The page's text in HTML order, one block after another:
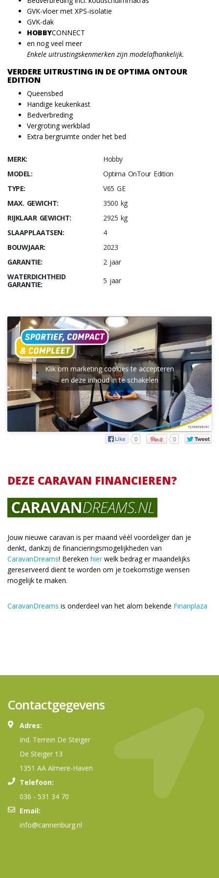
GVK-vloer met XPS-isolatie
GVK-dak
HOBBYCONNECT
en nog veel meer
Enkele uitrustingskenmerken zijn modelafhankelijk.
VERDERE UITRUSTING IN DE OPTIMA ONTOUR
EDITION
Queensbed
Handige keukenkast
Bedverbreding
Vergroting werkblad
Extra bergruimte onder het bed
MERK:
Hobby
MODEL:
Optima OnTour Edition
TYPE:
V65 GE
MAX. GEWICHT:
3500 kg
RIJKLAAR GEWICHT:
2925 kg
SLAAPPLAATSEN:
4
BOUWJAAR:
2023
GARANTIE:
2 jaar
WATERDICHTHEID
GARANTIE:
5 jaar
Klik om marketing cookies te accepteren
en deze inhoud in te schakelen
0 0
DEZE CARAVAN FINANCIEREN?
Jouw nieuwe caravan is per maand véél voordeliger dan je
denkt, dankzij de financieringsmogelijkheden van
CaravanDreams! Bereken hierwelk bedrag er maandelijks
gereserveerd dient te worden om je toekomstige wensen
mogelijk te maken.
CaravanDreams is onderdeel van het alom bekende Finanplaza
Contactgegevens
Adres:
Ind. Terrein De Steiger
De Steiger 13
1351 AA Almere-Haven
Telefoon:
036 - 531 34 70
Email:
info@cannenburg.nl